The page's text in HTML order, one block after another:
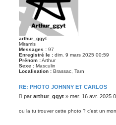
arthur_ggyt
Miramis
Messages : 97
Enregistré le : dim. 9 mars 2025 00:59
Prénom :Arthur
Sexe : Masculin
Localisation : Brassac, Tarn
RE: PHOTO JOHNNY ET CARLOS
M
s
par arthur_ggyt » mer. 16 avr. 2025
ou la tu trouver cette photo ? c'est un